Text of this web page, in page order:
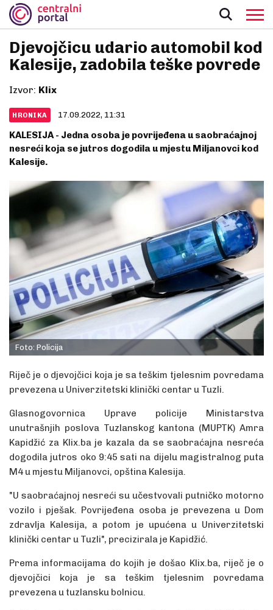
Djevojčicu udario automobil kod
Kalesije, zadobila teške povrede
Izvor: Klix
HRONIKA 17.09.2022, 11:31
KALESIJA - Jedna osoba je povrijeđena u saobraćajnoj
nesreći koja se jutros dogodila u mjestu Miljanovci kod
Kalesije.
Foto: Policija
Riječ je o djevojčici koja je sa teškim tjelesnim povredama
prevezena u Univerzitetski klinički centar u Tuzli.
Glasnogovornica Uprave policije Ministarstva
unutrašnjih poslova Tuzlanskog kantona (MUPTK) Amra
Kapidžić za Klix.ba je kazala da se saobraćajna nesreća
dogodila jutros oko 9:45 sati na dijelu magistralnog puta
M4 u mjestu Miljanovci, opština Kalesija.
"U saobraćajnoj nesreći su učestvovali putničko motorno
vozilo i pješak. Povrijeđena osoba je prevezena u Dom
zdravlja Kalesija, a potom je upućena u Univerzitetski
klinički centar u Tuzli", precizirala je Kapidžić.
Prema informacijama do kojih je došao Klix.ba, riječ je o
djevojčici koja je sa teškim tjelesnim povredama
prevezena u tuzlansku bolnicu.